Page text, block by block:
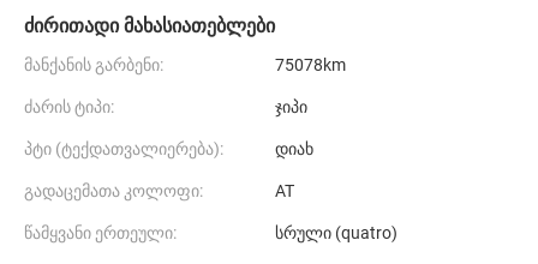
ძირითადი მახასიათებლები
მანქანის გარბენი: 75078km
ძარის ტიპი: ჯიპი
პტი (ტექდათვალიერება): დიახ
გადაცემათა კოლოფი: AT
წამყვანი ერთეული: სრული (quatro)